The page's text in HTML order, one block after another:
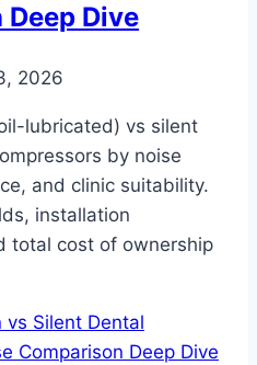
Dive
2026
lubricated) vs silent
by noise
and clinic suitability.
installation
total cost of ownership
vs Silent Dental
Comparison Deep Dive